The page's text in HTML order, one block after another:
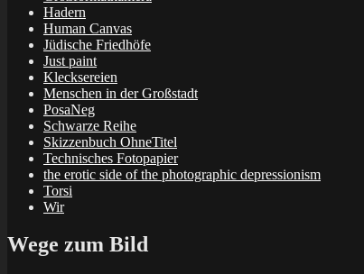
Hadern
Human Canvas
Jüdische Friedhöfe
Just paint
Klecksereien
Menschen in der Großstadt
PosaNeg
Schwarze Reihe
Skizzenbuch OhneTitel
Technisches Fotopapier
the erotic side of the photographic depressionism
Torsi
Wir
Wege zum Bild